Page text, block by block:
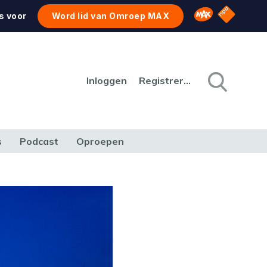
voor Word lid van Omroep MAX Omroep MAX
NPO
Inloggen Registreren
Podcast Oproepen